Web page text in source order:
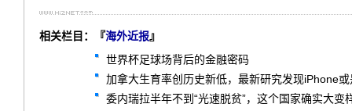
相关栏目：『海外近报』
世界杯足球场背后的金融密码
加拿大生育率创历史新低，最新研究发现iPhone
委内瑞拉半年不到“光速脱贫”，这个国家确实大变